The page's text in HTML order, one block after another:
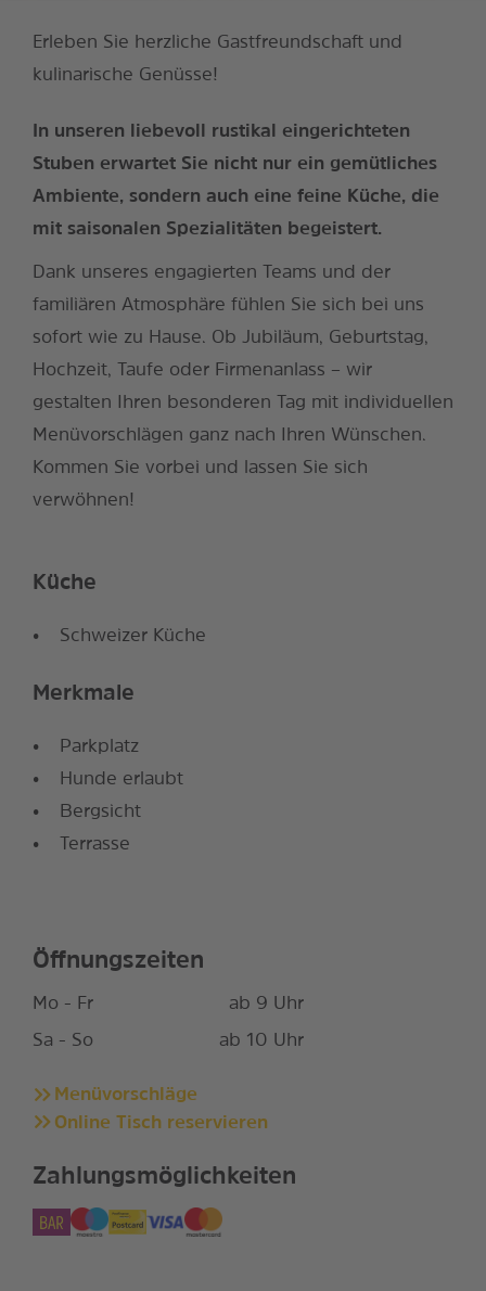
Erleben Sie herzliche Gastfreundschaft und
kulinarische Genüsse!
In unseren liebevoll rustikal eingerichteten
Stuben erwartet Sie nicht nur ein gemütliches
Ambiente, sondern auch eine feine Küche, die
mit saisonalen Spezialitäten begeistert.
Dank unseres engagierten Teams und der
familiären Atmosphäre fühlen Sie sich bei uns
sofort wie zu Hause. Ob Jubiläum, Geburtstag,
Hochzeit, Taufe oder Firmenanlass – wir
gestalten Ihren besonderen Tag mit individuellen
Menüvorschlägen ganz nach Ihren Wünschen.
Kommen Sie vorbei und lassen Sie sich
verwöhnen!
Küche
Schweizer Küche
Merkmale
Parkplatz
Hunde erlaubt
Bergsicht
Terrasse
Öffnungszeiten
Mo - Fr
ab 9 Uhr
Sa - So
ab 10 Uhr
Menüvorschläge
Online Tisch reservieren
Zahlungsmöglichkeiten